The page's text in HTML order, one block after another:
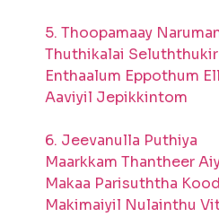
5. Thoopamaay
Thuthikalai
Enthaalum Eppothum
Aaviyil Jepikkintom
6. Jeevanulla Puthiya
Maarkkam Thantheer
Makaa Parisuththa
Makimaiyil Nulainthu